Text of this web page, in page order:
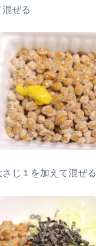
ぜる
じ１を加えて混ぜる